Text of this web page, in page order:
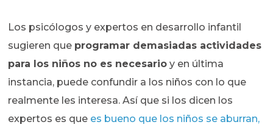
Los psicólogos y expertos en desarrollo infantil
sugieren que programar demasiadas actividades
para los niños no es necesario y en última
instancia, puede confundir a los niños con lo que
realmente les interesa. Así que si los dicen los
expertos es que es bueno que los niños se aburran,